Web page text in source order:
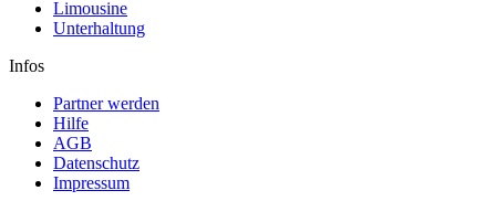
Limousine
Unterhaltung
Infos
Partner werden
Hilfe
AGB
Datenschutz
Impressum